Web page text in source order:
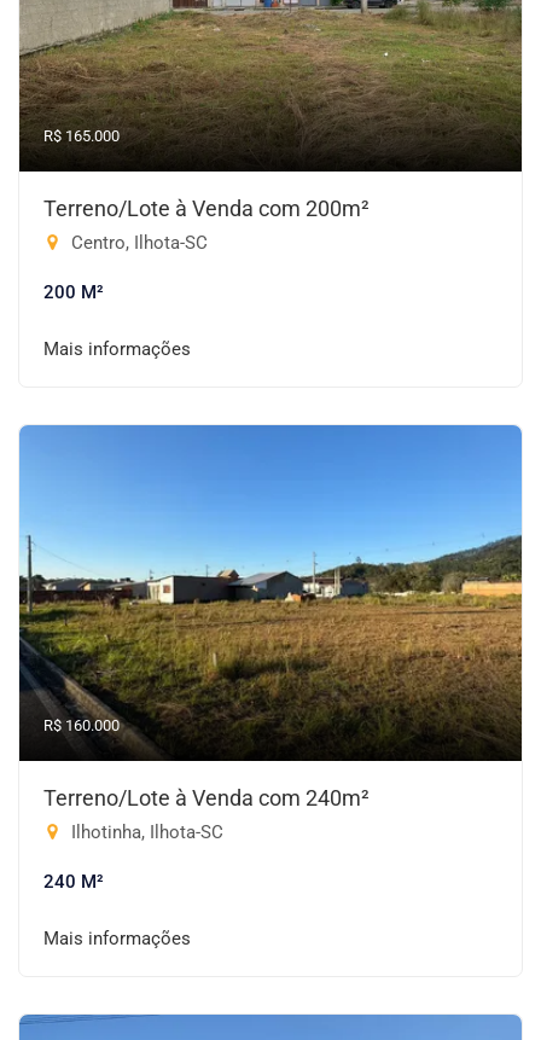
R$ 165.000
Terreno/Lote à Venda com 200m²
Centro, Ilhota-SC
200 M²
Mais informações
R$ 160.000
Terreno/Lote à Venda com 240m²
Ilhotinha, Ilhota-SC
240 M²
Mais informações